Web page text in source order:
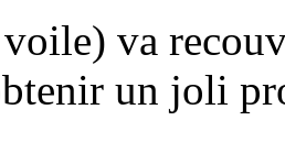
va
un joli